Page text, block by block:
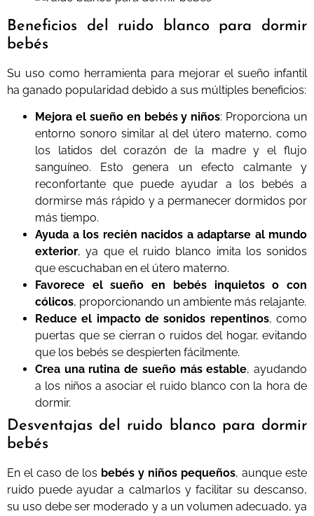
Beneficios del ruido blanco para dormir
bebés
Su uso como herramienta para mejorar el sueño infantil
ha ganado popularidad debido a sus múltiples beneficios:
Mejora el sueño en bebés y niños: Proporciona un
entorno sonoro similar al del útero materno, como
los latidos del corazón de la madre y el flujo
sanguíneo. Esto genera un efecto calmante y
reconfortante que puede ayudar a los bebés a
dormirse más rápido y a permanecer dormidos por
más tiempo.
Ayuda a los recién nacidos a adaptarse al mundo
exterior, ya que el ruido blanco imita los sonidos
que escuchaban en el útero materno.
Favorece el sueño en bebés inquietos o con
cólicos, proporcionando un ambiente más relajante.
Reduce el impacto de sonidos repentinos, como
puertas que se cierran o ruidos del hogar, evitando
que los bebés se despierten fácilmente.
Crea una rutina de sueño más estable, ayudando
a los niños a asociar el ruido blanco con la hora de
dormir.
Desventajas del ruido blanco para dormir
bebés
En el caso de los bebés y niños pequeños, aunque este
ruido puede ayudar a calmarlos y facilitar su descanso,
su uso debe ser moderado y a un volumen adecuado, ya